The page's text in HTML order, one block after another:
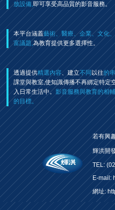
放設備,即可享受高品質的影音服務。
本平台涵蓋藝術、醫療、企業、文化
富議題,為教育提供更多選擇性。
透過提供精選內容、建立不同以往的
課堂與教室,使知識傳播不再綁定特定
入日常生活中。 影音服務與教育的相
的目標。
若有興
輝洪開
TEL:
E-mail:
網址: